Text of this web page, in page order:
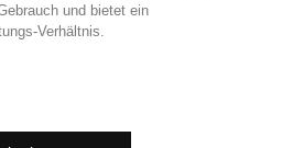
und bietet ein
Verhältnis.